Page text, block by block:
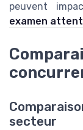
peuvent
examen
secteur